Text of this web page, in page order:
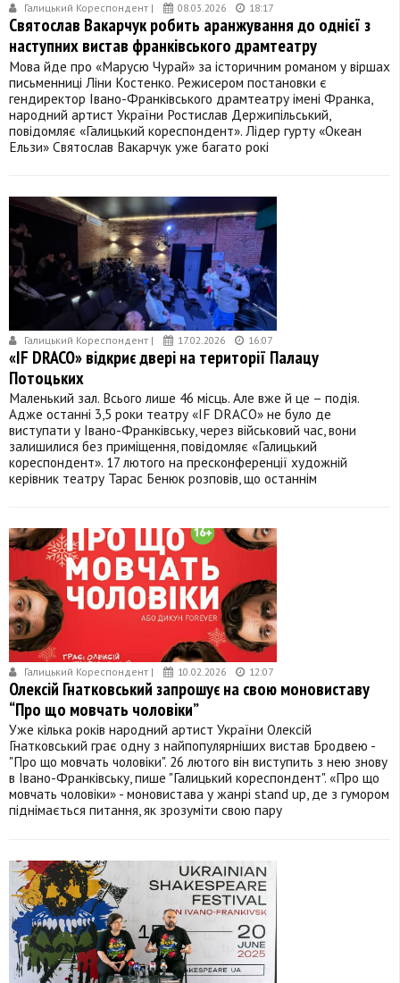
Галицький Кореспондент | 08.03.2026 18:17
Святослав Вакарчук робить аранжування до однієї з
наступних вистав франківського драмтеатру
Мова йде про «Марусю Чурай» за історичним романом у віршах
письменниці Ліни Костенко. Режисером постановки є
гендиректор Івано-Франківського драмтеатру імені Франка,
народний артист України Ростислав Держипільський,
повідомляє «Галицький кореспондент». Лідер гурту «Океан
Ельзи» Святослав Вакарчук уже багато рокі
Галицький Кореспондент | 17.02.2026 16:07
«IF DRACO» відкриє двері на території Палацу
Потоцьких
Маленький зал. Всього лише 46 місць. Але вже й це – подія.
Адже останні 3,5 роки театру «IF DRACO» не було де
виступати у Івано-Франківську, через військовий час, вони
залишилися без приміщення, повідомляє «Галицький
кореспондент». 17 лютого на пресконференції художній
керівник театру Тарас Бенюк розповів, що останнім
Галицький Кореспондент | 10.02.2026 12:07
Олексій Гнатковський запрошує на свою моновиставу
“Про що мовчать чоловіки”
Уже кілька років народний артист України Олексій
Гнатковський грає одну з найпопулярніших вистав Бродвею -
"Про що мовчать чоловіки". 26 лютого він виступить з нею знову
в Івано-Франківську, пише "Галицький кореспондент". «Про що
мовчать чоловіки» - моновистава у жанрі stand up, де з гумором
піднімається питання, як зрозуміти свою пару